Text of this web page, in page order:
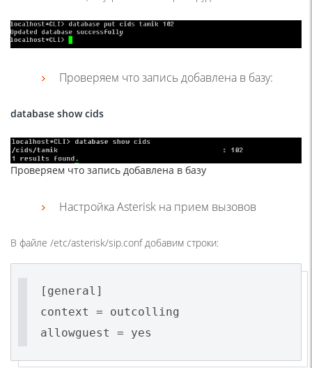
Проверяем что запись добавлена в базу:
database show cids
Проверяем что запись добавлена в базу
Настройка Asterisk на прием вызовов
В файле /etc/asterisk/sip.conf добавим строки:
[general]
context = outcolling
allowguest = yes